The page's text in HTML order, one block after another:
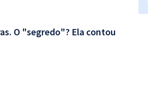
O "segredo"? Ela contou